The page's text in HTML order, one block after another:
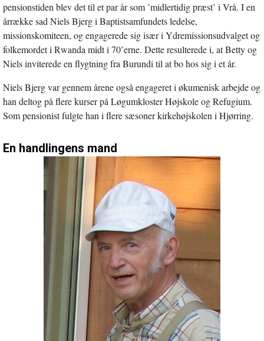
pensionstiden blev det til et par år som ’midlertidig præst’ i Vrå. I en
årrække sad Niels Bjerg i Baptistsamfundets ledelse,
missionskomiteen, og engagerede sig især i Ydremissionsudvalget og
folkemordet i Rwanda midt i 70’erne. Dette resulterede i, at Betty og
Niels inviterede en flygtning fra Burundi til at bo hos sig i et år.
Niels Bjerg var gennem årene også engageret i økumenisk arbejde og
han deltog på flere kurser på Løgumkloster Højskole og Refugium.
Som pensionist fulgte han i flere sæsoner kirkehøjskolen i Hjørring.
En handlingens mand